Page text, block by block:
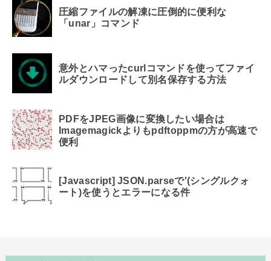
圧縮ファイルの解凍に圧倒的に便利な
「unar」コマンド
意外とハマったcurlコマンドを使ってファイ
ルダウンロードして別名保存する方法
PDFをJPEG画像に変換したい場合は
Imagemagickよりもpdftoppmの方が高速で
便利
[Javascript] JSON.parseで'(シングルクォ
ート)を使うとエラーになる件